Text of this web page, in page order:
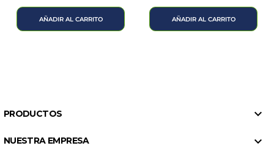
AÑADIR AL CARRITO AÑADIR AL CARRITO
PRODUCTOS 
NUESTRA EMPRESA 